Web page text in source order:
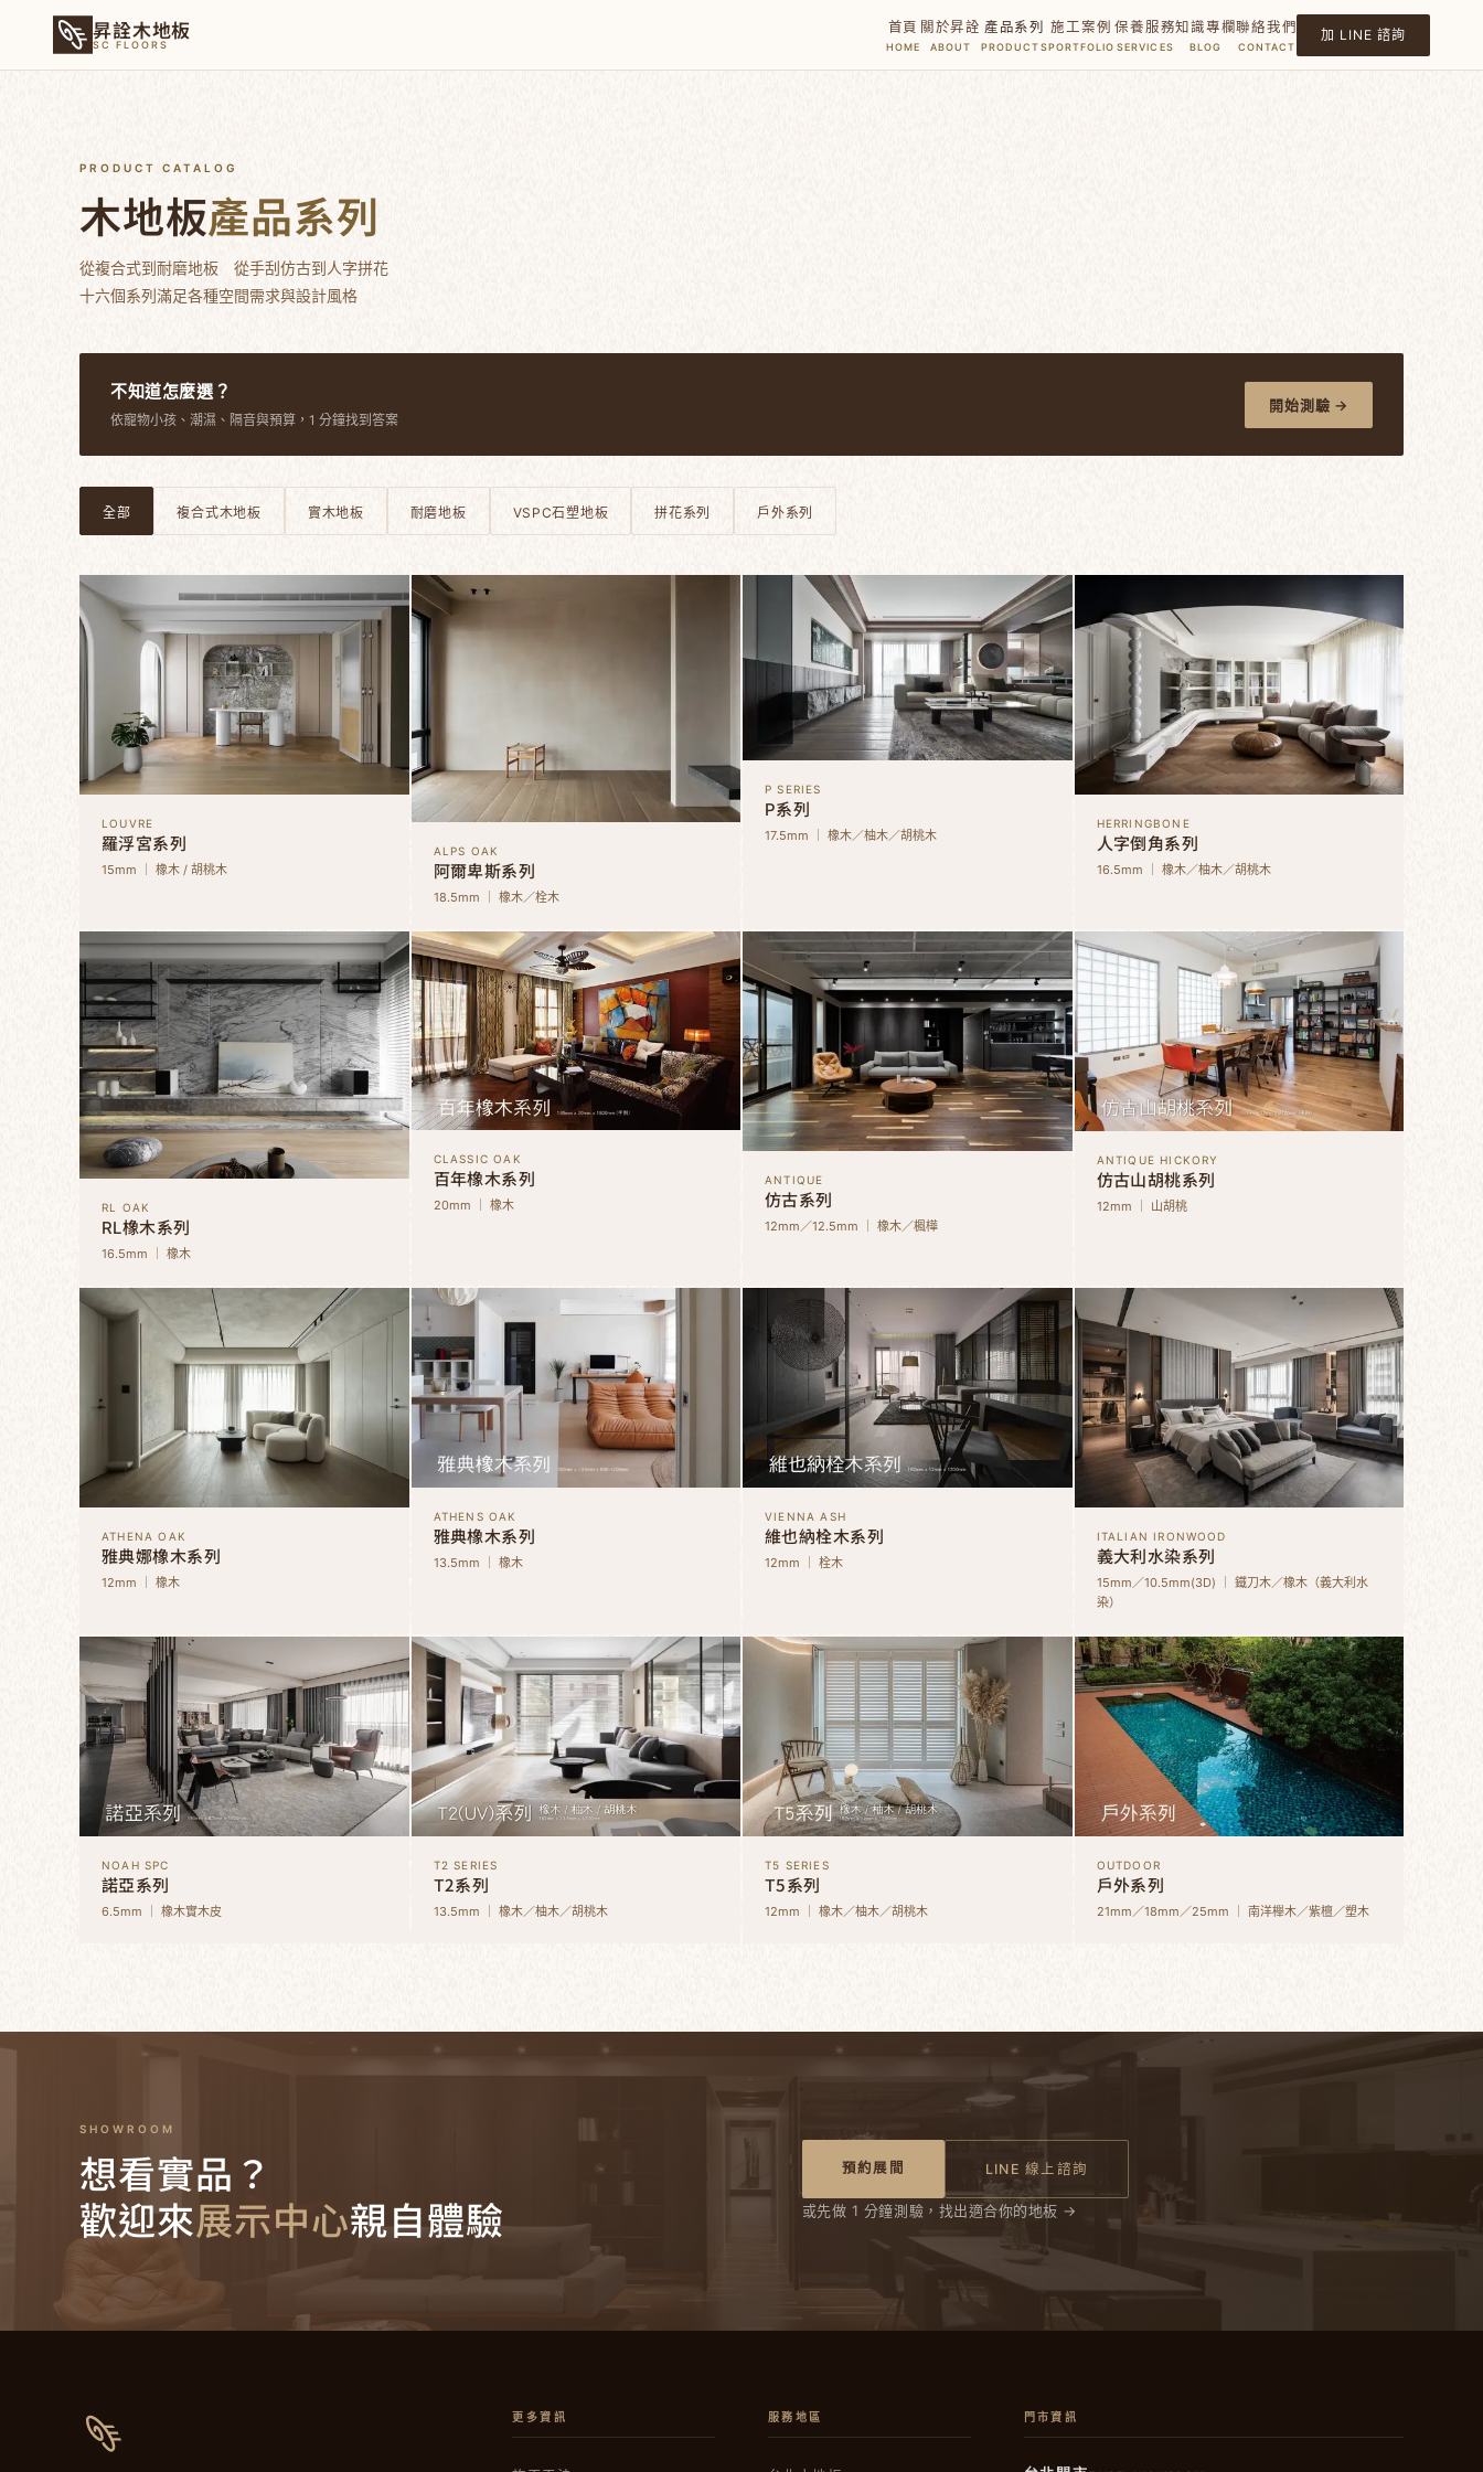
昇詮木地板
SC FLOORS
首頁
HOME
關於昇詮
ABOUT
產品系列
PRODUCTS
施工案例
PORTFOLIO
保養服務
SERVICES
知識專欄
BLOG
聯絡我們
CONTACT
加 LINE 諮詢
PRODUCT CATALOG
木地板產品系列
從複合式到耐磨地板 從手刮仿古到人字拼花
十六個系列滿足各種空間需求與設計風格
不知道怎麼選？
依寵物小孩、潮濕、隔音與預算，1 分鐘找到答案
開始測驗 →
全部 複合式木地板 實木地板 耐磨地板 VSPC石塑地板 拼花系列 戶外系列
LOUVRE
羅浮宮系列
15mm ｜ 橡木 / 胡桃木
ALPS OAK
阿爾卑斯系列
18.5mm ｜ 橡木／栓木
P SERIES
P系列
17.5mm ｜ 橡木／柚木／胡桃木
HERRINGBONE
人字倒角系列
16.5mm ｜ 橡木／柚木／胡桃木
RL OAK
RL橡木系列
16.5mm ｜ 橡木
CLASSIC OAK
百年橡木系列
20mm ｜ 橡木
ANTIQUE
仿古系列
12mm／12.5mm ｜ 橡木／楓樺
ANTIQUE HICKORY
仿古山胡桃系列
12mm ｜ 山胡桃
ATHENA OAK
雅典娜橡木系列
12mm ｜ 橡木
ATHENS OAK
雅典橡木系列
13.5mm ｜ 橡木
VIENNA ASH
維也納栓木系列
12mm ｜ 栓木
ITALIAN IRONWOOD
義大利水染系列
15mm／10.5mm(3D) ｜ 鐵刀木／橡木（義大利水
染）
NOAH SPC
諾亞系列
6.5mm ｜ 橡木實木皮
T2 SERIES
T2系列
13.5mm ｜ 橡木／柚木／胡桃木
T5 SERIES
T5系列
12mm ｜ 橡木／柚木／胡桃木
OUTDOOR
戶外系列
21mm／18mm／25mm ｜ 南洋櫸木／紫檀／塑木
SHOWROOM
想看實品？
歡迎來展示中心親自體驗
預約展間 LINE 線上諮詢
或先做 1 分鐘測驗，找出適合你的地板 →
更多資訊 服務地區 門市資訊